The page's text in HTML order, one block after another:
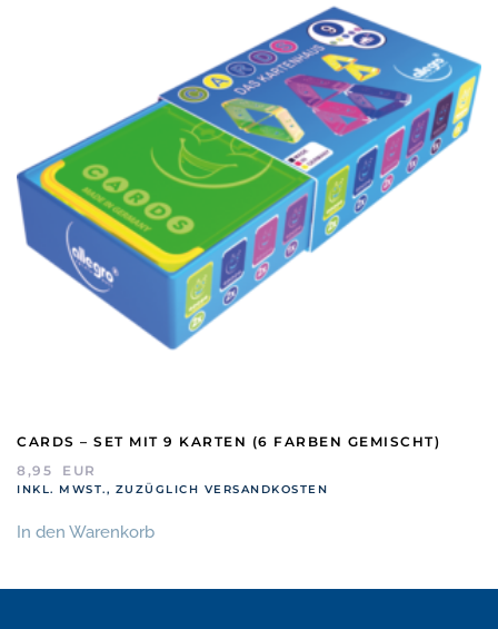
CARDS – SET MIT 9 KARTEN (6 FARBEN GEMISCHT)
8,95
EUR
INKL. MWST., ZUZÜGLICH VERSANDKOSTEN
In den Warenkorb